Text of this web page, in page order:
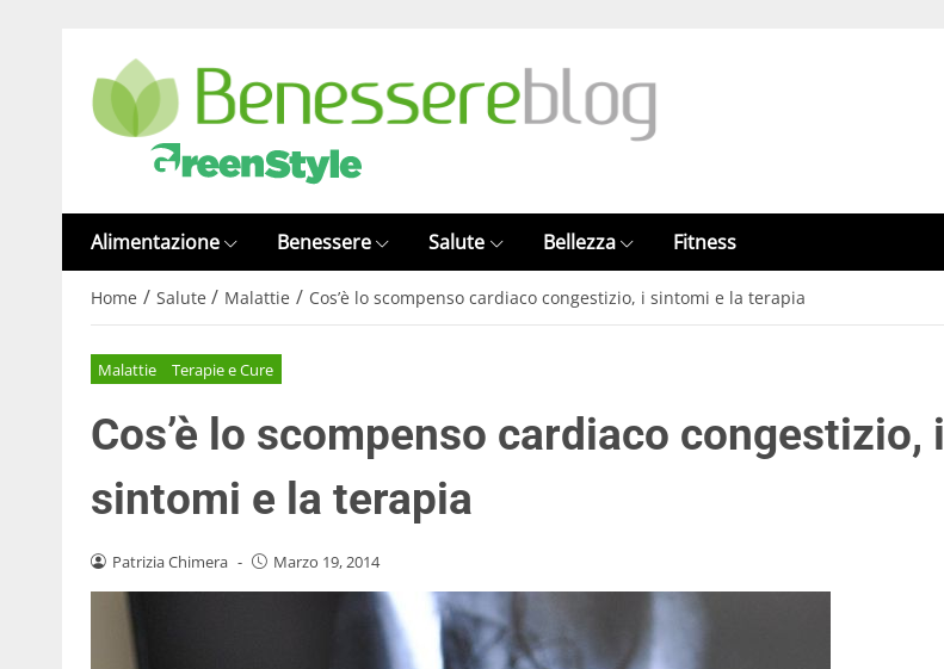
Alimentazione Benessere Salute Bellezza Fitness
Home / Salute / Malattie / Cos’è lo scompenso cardiaco congestizio, i sintomi e la terapia
Malattie Terapie e Cure
Cos’è lo scompenso cardiaco congestizio, i
sintomi e la terapia
Patrizia Chimera - Marzo 19, 2014